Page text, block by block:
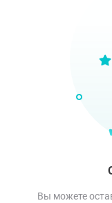
Вы можете